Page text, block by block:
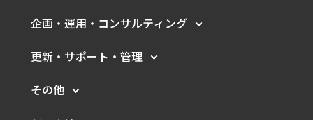
企画・運用・ コンサルティング
更新・サポート・管理
その他